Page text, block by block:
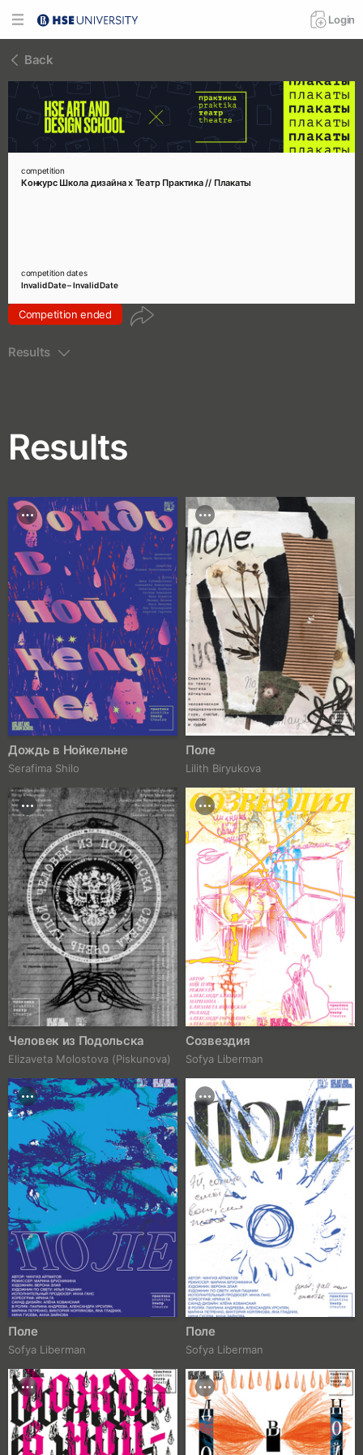
Login
Back
competition
Конкурс Школа дизайна х Театр Практика // Плакаты
competition dates
Invalid Date – Invalid Date
Competition ended
Results
Results
Дождь в Нойкельне
Serafima Shilo
Поле
Lilith Biryukova
Человек из Подольска
Elizaveta Molostova (Piskunova)
Созвездия
Sofya Liberman
Поле
Sofya Liberman
Поле
Sofya Liberman